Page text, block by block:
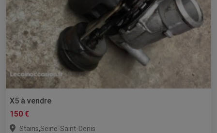
X5 à vendre
150 €
Stains,Seine-Saint-Denis